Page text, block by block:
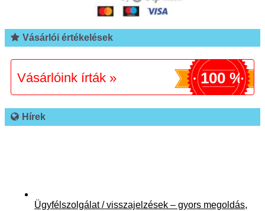
Vásárlói értékelések
Vásárlóink írták » 100 %
Hírek
Ügyfélszolgálat / visszajelzések – gyors megoldás,